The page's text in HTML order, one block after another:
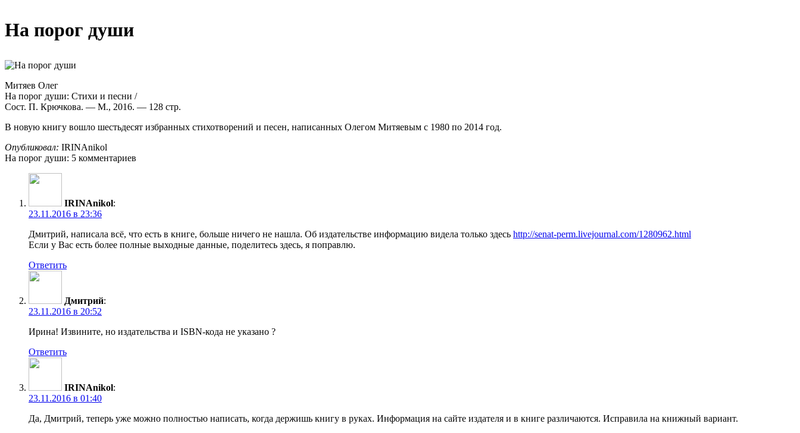
На порог души
Митяев Олег
На порог души: Стихи и песни /
Сост. П. Крючкова. — М., 2016. — 128 стр.
В новую книгу вошло шестьдесят избранных стихотворений и песен, написанных Олегом Митяевым с 1980 по 2014 год.
Опубликовал: IRINAnikol
На порог души: 5 комментариев
IRINAnikol:
23.11.2016 в 23:36
Дмитрий, написала всё, что есть в книге, больше ничего не нашла. Об издательстве информацию видела только здесь http://senat-perm.livejournal.com/1280962.html
Если у Вас есть более полные выходные данные, поделитесь здесь, я поправлю.
Ответить
Дмитрий:
23.11.2016 в 20:52
Ирина! Извините, но издательства и ISBN-кода не указано ?
Ответить
IRINAnikol:
23.11.2016 в 01:40
Да, Дмитрий, теперь уже можно полностью написать, когда держишь книгу в руках. Информация на сайте издателя и в книге различаются. Исправила на книжный вариант.